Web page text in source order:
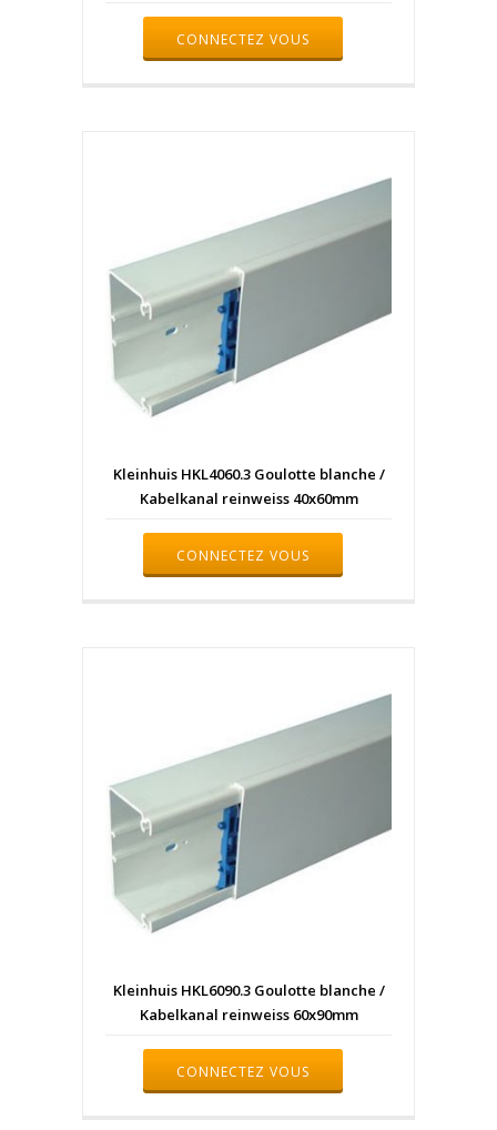
CONNECTEZ VOUS
Kleinhuis HKL4060.3 Goulotte blanche /
Kabelkanal reinweiss 40x60mm
CONNECTEZ VOUS
Kleinhuis HKL6090.3 Goulotte blanche /
Kabelkanal reinweiss 60x90mm
CONNECTEZ VOUS